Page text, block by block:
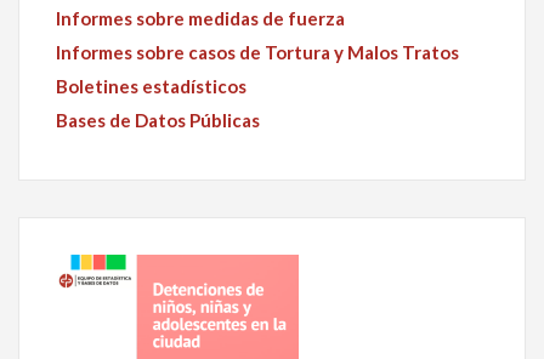
Informes sobre medidas de fuerza
Informes sobre casos de Tortura y Malos Tratos
Boletines estadísticos
Bases de Datos Públicas